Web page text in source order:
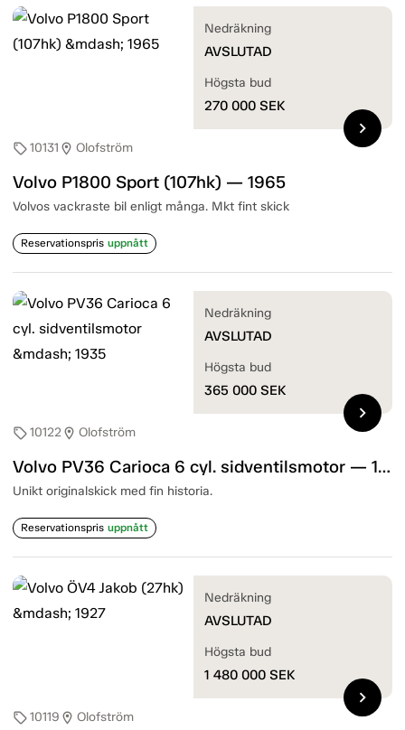
sell10131 location_on Olofström
Volvo P1800 Sport (107hk) — 1965
Volvos vackraste bil enligt många. Mkt fint skick
Reservationspris uppnått
Nedräkning
AVSLUTAD
Högsta bud
270 000 SEK
chevron_right
sell10122location_on Olofström
Volvo PV36 Carioca 6 cyl. sidventilsmotor — 1935
Unikt originalskick med fin historia.
Reservationspris uppnått
Nedräkning
AVSLUTAD
Högsta bud
365 000 SEK
chevron_right
sell10119 location_on Olofström
Nedräkning
AVSLUTAD
Högsta bud
1 480 000 SEK
chevron_right